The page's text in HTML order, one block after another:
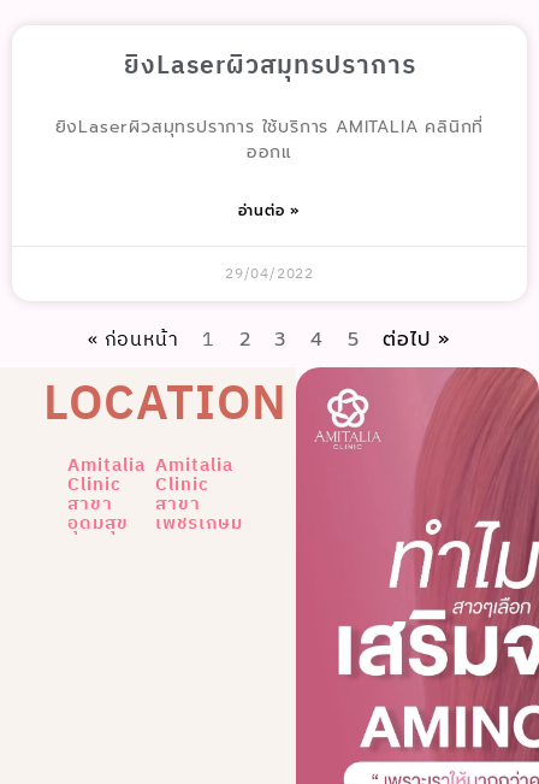
ยิงLaserผิวสมุทรปราการ
ยิงLaserผิวสมุทรปราการ ใช้บริการ AMITALIA คลินิกที่
ออกแ
อ่านต่อ »
29/04/2022
« ก่อนหน้า 1 2 3 4 5 ต่อไป »
LOCATION
Amitalia
Clinic
สาขา
อุดมสุข
Amitalia
Clinic
สาขา
เพชรเกษม